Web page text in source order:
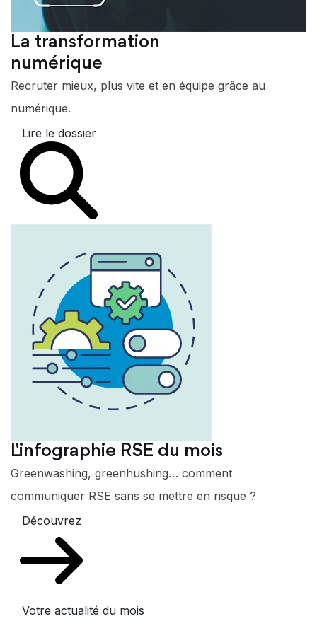
La transformation
numérique
Recruter mieux, plus vite et en équipe grâce au
numérique.
Lire le dossier
L'infographie RSE du mois
Greenwashing, greenhushing… comment
communiquer RSE sans se mettre en risque ?
Découvrez
Votre actualité du mois